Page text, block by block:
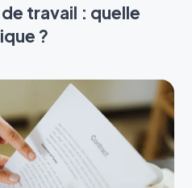
travail : quelle
?